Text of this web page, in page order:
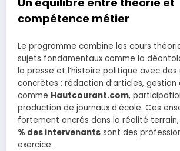
compétence métier
Le programme combine les cours
sujets fondamentaux comme la
la presse et l’histoire politique avec des
concrètes : rédaction d’articles,
comme Hautcourant.com,
production de journaux d’école. Ces
fortement ancrés dans la réalité
% des intervenants sont des
exercice.